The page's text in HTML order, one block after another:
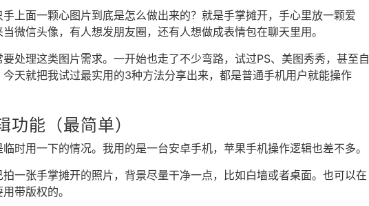
上面一颗心图片到底是怎么做出来的？就是手掌摊开，手心里放一颗爱
微信头像，有人想发朋友圈，还有人想做成表情包在聊天里用。
处理这类图片需求。一开始也走了不少弯路，试过PS、美图秀秀，甚至自
天就把我试过最实用的3种方法分享出来，都是普通手机用户就能操作
能（最简单）
时用一下的情况。我用的是一台安卓手机，苹果手机操作逻辑也差不多。
一张手掌摊开的照片，背景尽量干净一点，比如白墙或者桌面。也可以在
带版权的。